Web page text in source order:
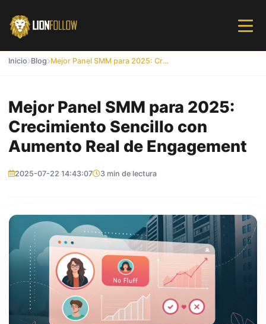
Inicio Blog Mejor Panel SMM para 2025: Crecimiento Sencillo con Aumento Real de Engagement
Mejor Panel SMM para 2025:
Crecimiento Sencillo con
Aumento Real de Engagement
2025-07-22 14:43:07 3 min de lectura